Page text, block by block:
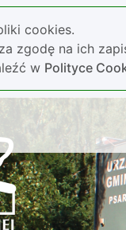
cookies.
zgodę na ich
w Polityce